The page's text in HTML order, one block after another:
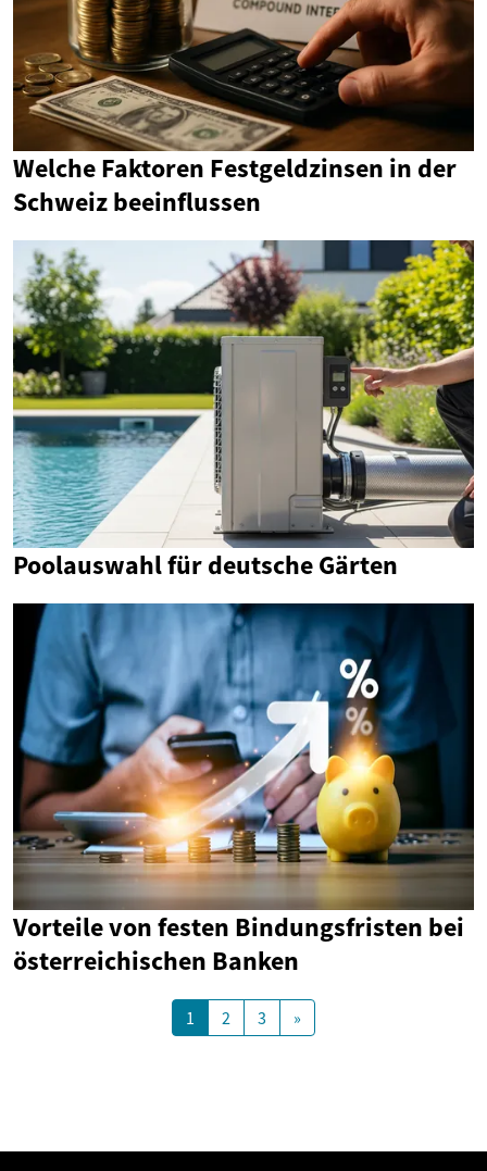
Welche Faktoren Festgeldzinsen in der
Schweiz beeinflussen
Poolauswahl für deutsche Gärten
Vorteile von festen Bindungsfristen bei
österreichischen Banken
1 2 3 »